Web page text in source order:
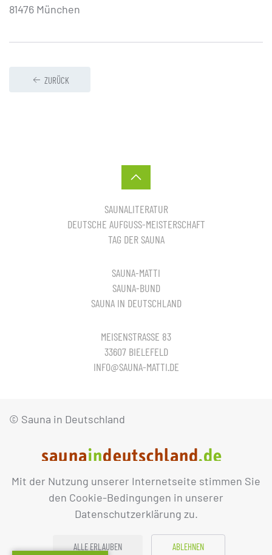
Mit der Nutzung unserer Internetseite stimmen Sie
den Cookie-Bedingungen in unserer
Datenschutzerklärung zu.
ALLE ERLAUBEN ABLEHNEN
81476 München
ZURÜCK
SAUNALITERATUR
DEUTSCHE AUFGUSS-MEISTERSCHAFT
TAG DER SAUNA
SAUNA-MATTI
SAUNA-BUND
SAUNA IN DEUTSCHLAND
MEISENSTRASSE 83
33607 BIELEFELD
INFO@SAUNA-MATTI.DE
© Sauna in Deutschland
IMPRESSUM DATENSCHUTZ